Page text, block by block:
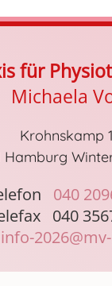
für
Michaela
Krohnskamp
Hamburg
040
040
info-